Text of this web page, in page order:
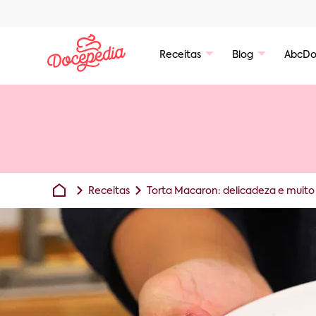
Receitas Blog
Receitas Torta Macaron: delicadeza e